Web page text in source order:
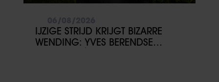
IJZIGE STRIJD KRIJGT BIZARRE
WENDING: YVES BERENDSE